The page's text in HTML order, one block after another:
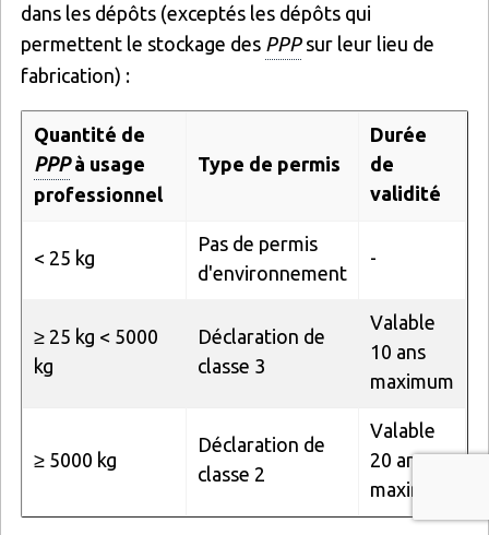
dans les dépôts (exceptés les dépôts qui
permettent le stockage des PPPsur leur lieu de
fabrication) :
Quantité de
PPPà usage
professionnel
Type de permis
Durée
de
validité
< 25 kg
Pas de permis
d'environnement
-
≥ 25 kg < 5000
kg
Déclaration de
classe 3
Valable
10 ans
maximum
≥ 5000 kg
Déclaration de
classe 2
Valable
20 ans
maximum